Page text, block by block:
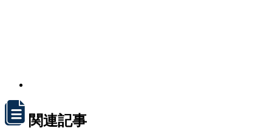
関連記事